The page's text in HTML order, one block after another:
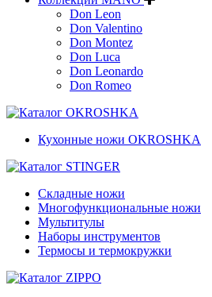
Don Leon
Don Valentino
Don Montez
Don Luca
Don Leonardo
Don Romeo
Кухонные ножи OKROSHKA
Складные ножи
Многофункциональные ножи
Мультитулы
Наборы инструментов
Термосы и термокружки